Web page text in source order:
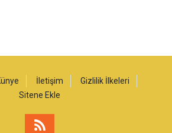
İletişim
Gizlilik İlkeleri
Sitene Ekle